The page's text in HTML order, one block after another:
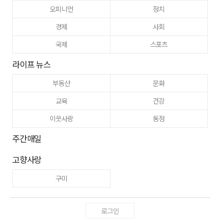
오피니언
정치
경제
사회
국제
스포츠
라이프 뉴스
부동산
문화
교육
건강
이웃사랑
동정
주간매일
고향사랑
구미
로그인